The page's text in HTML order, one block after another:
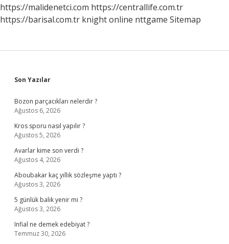
https://malidenetci.com https://centrallife.com.tr
https://barisal.com.tr knight online nttgame Sitemap
Sidebar
Son Yazılar
Bozon parçacıkları nelerdir ?
Ağustos 6, 2026
Kros sporu nasıl yapılır ?
Ağustos 5, 2026
Avarlar kime son verdi ?
Ağustos 4, 2026
Aboubakar kaç yıllık sözleşme yaptı ?
Ağustos 3, 2026
5 günlük balık yenir mi ?
Ağustos 3, 2026
Infial ne demek edebiyat ?
Temmuz 30, 2026